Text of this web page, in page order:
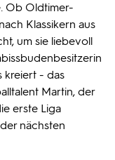
Ob Oldtimer-
Klassikern aus
um sie liebevoll
kreiert - das
Martin, der
erste Liga
nächsten